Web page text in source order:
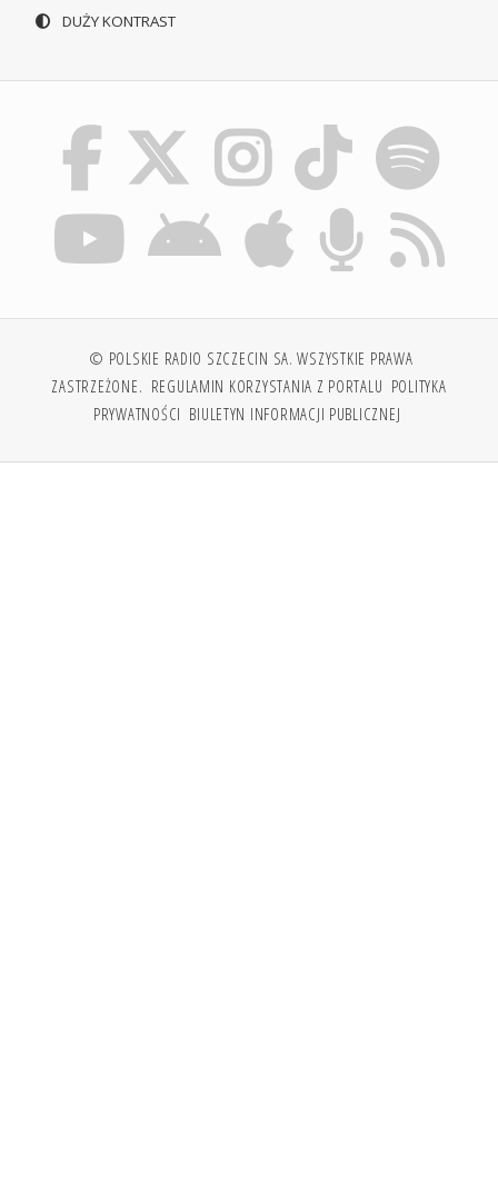
DUŻY KONTRAST
© POLSKIE RADIO SZCZECIN SA. WSZYSTKIE PRAWA
ZASTRZEŻONE. REGULAMIN KORZYSTANIA Z PORTALU POLITYKA
PRYWATNOŚCI BIULETYN INFORMACJI PUBLICZNEJ